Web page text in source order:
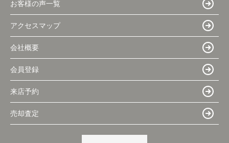
お客様の声一覧
アクセスマップ
会社概要
会員登録
来店予約
売却査定